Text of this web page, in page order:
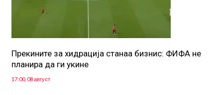
Прекините за хидрација станаа бизнис: ФИФА не
планира да ги укине
17:00, 08 август